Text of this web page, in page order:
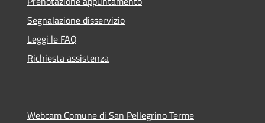
Segnalazione disservizio
Leggi le FAQ
Richiesta assistenza
Webcam Comune di San Pellegrino Terme